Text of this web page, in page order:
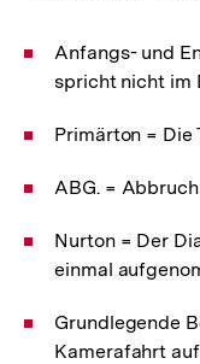
Anfangs- und
spricht nicht im
Primärton = Die
ABG. =
Nurton = Der
einmal
Grundlegende
Kamerafahrt